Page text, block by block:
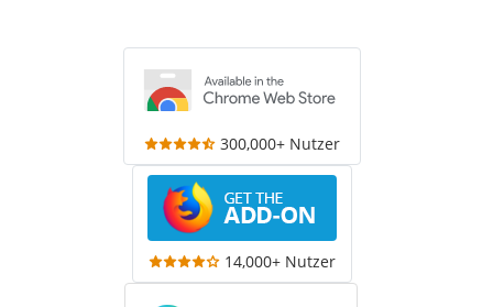
300,000+ Nutzer
14,000+ Nutzer